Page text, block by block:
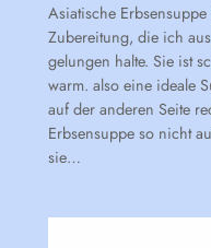
Asiatische
Zubereitung, die ich
gelungen halte. Sie ist
warm. also eine ideale
auf der anderen Seite
Erbsensuppe so nicht
sie…